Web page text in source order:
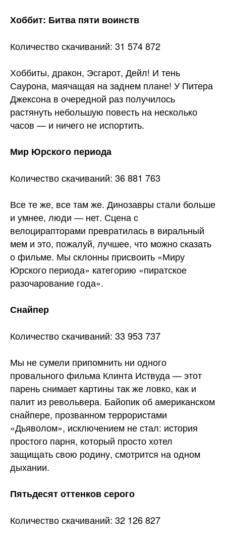
Хоббит: Битва пяти воинств
Количество скачиваний: 31 574 872
Хоббиты, дракон, Эсгарот, Дейл! И тень
Саурона, маячащая на заднем плане! У Питера
Джексона в очередной раз получилось
растянуть небольшую повесть на несколько
часов — и ничего не испортить.
Мир Юрского периода
Количество скачиваний: 36 881 763
Все те же, все там же. Динозавры стали больше
и умнее, люди — нет. Сцена с
велоцирапторами превратилась в виральный
мем и это, пожалуй, лучшее, что можно сказать
о фильме. Мы склонны присвоить «Миру
Юрского периода» категорию «пиратское
разочарование года».
Снайпер
Количество скачиваний: 33 953 737
Мы не сумели припомнить ни одного
провального фильма Клинта Иствуда — этот
парень снимает картины так же ловко, как и
палит из револьвера. Байопик об американском
снайпере, прозванном террористами
«Дьяволом», исключением не стал: история
простого парня, который просто хотел
защищать свою родину, смотрится на одном
дыхании.
Пятьдесят оттенков серого
Количество скачиваний: 32 126 827